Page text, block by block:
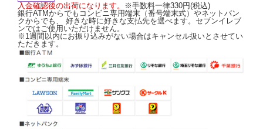
入金確認後の出荷になります。
※手数料一律330円(税込)
銀行ATMからでもコンビニ専用端末（番号端末式）やネットバン
クからでも、 好きな時に好きな支払先を選べます。セブンイレブ
ンではご使用いただけません。
※1週間以内にお振り込みがない場合はキャンセル扱いとさせてい
ただきます。